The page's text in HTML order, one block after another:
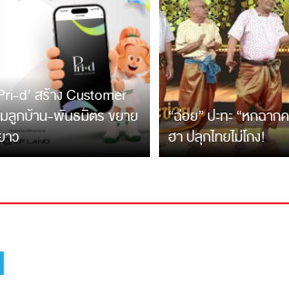
d’ สร้าง Customer
มลูกบ้าน-พันธมิตร ขยาย
าว
“ฉ่อย” ปะทะ “หกฉา
ฮา ปลุกไทยไม่โกง!